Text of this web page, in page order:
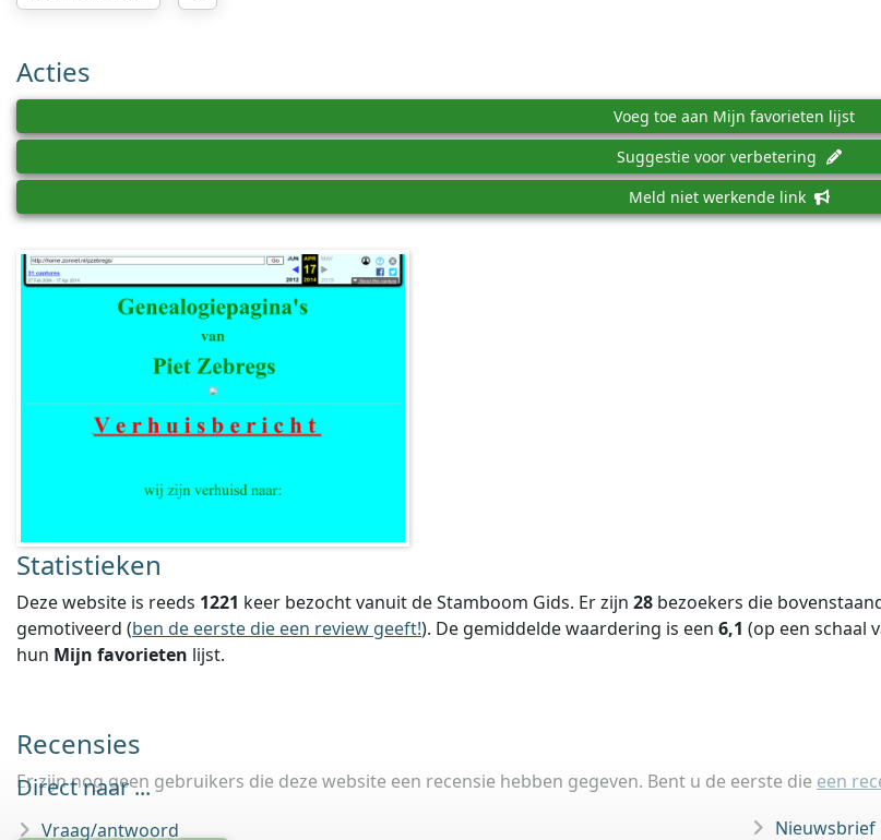
Acties
Voeg toe aan Mijn favorieten lijst
Suggestie voor verbetering
Meld niet werkende link
Statistieken
Deze website is reeds 1221 keer bezocht vanuit de Stamboom Gids. Er zijn 28 bezoekers die
gemotiveerd (ben de eerste die een review geeft!). De gemiddelde waardering is een 6,1 (op een schaal
hun Mijn favorieten lijst.
Recensies
Er zijn nog geen gebruikers die deze website een recensie hebben gegeven. Bent u de eerste die een
Direct naar ...
Vraag/antwoord Nieuwsbrief